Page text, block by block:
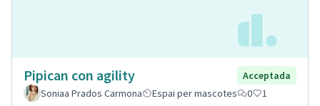
Pipican con agility
Acceptada
Soniaa Prados Carmona
Espai per mascotes 0 1